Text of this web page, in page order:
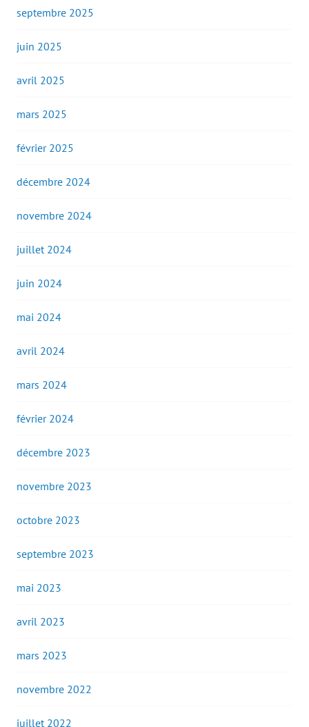
septembre 2025
juin 2025
avril 2025
mars 2025
février 2025
décembre 2024
novembre 2024
juillet 2024
juin 2024
mai 2024
avril 2024
mars 2024
février 2024
décembre 2023
novembre 2023
octobre 2023
septembre 2023
mai 2023
avril 2023
mars 2023
novembre 2022
juillet 2022